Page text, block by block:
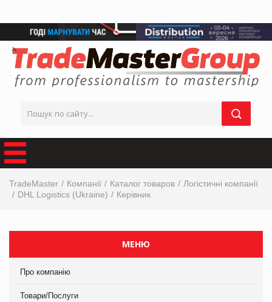
TradeMaster Компанії Каталог товаров
Логістичні компанії
DHL Logistics (Ukraine)
Керівник
МЕНЮ
Про компанію
Товари/Послуги